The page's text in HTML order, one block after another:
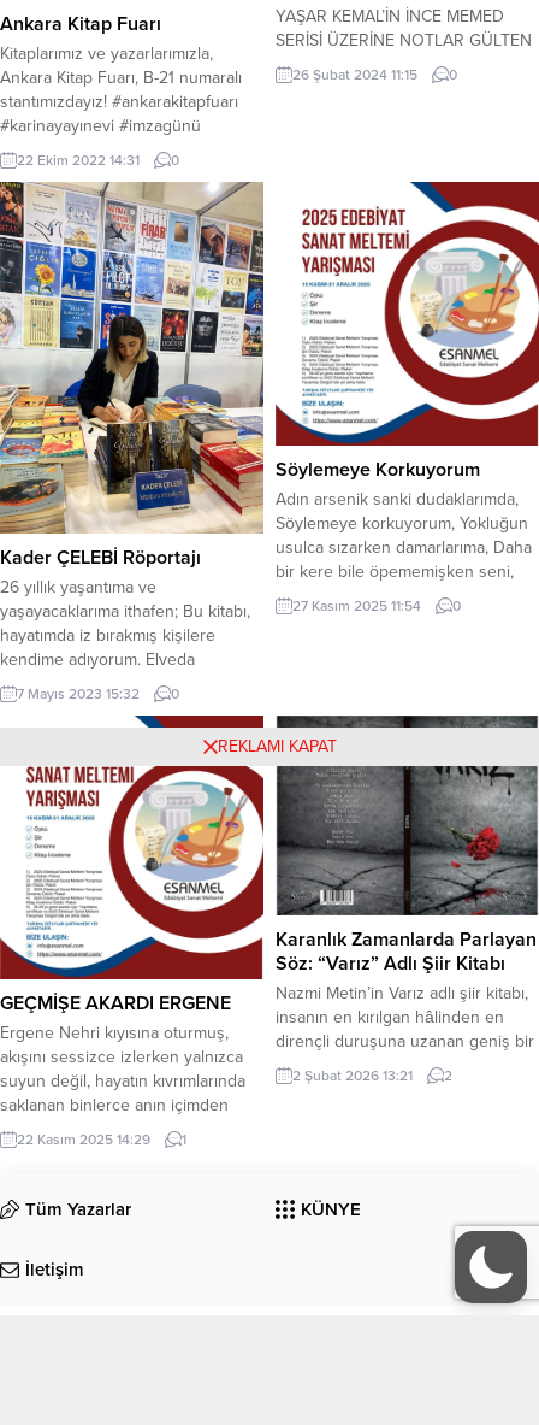
Ankara Kitap Fuarı
Kitaplarımız ve yazarlarımızla,
Ankara Kitap Fuarı, B-21 numaralı
stantımızdayız! #ankarakitapfuarı
#karinayayınevi #imzagünü
22 Ekim 2022 14:31 0
YAŞAR KEMAL’İN İNCE MEMED
SERİSİ ÜZERİNE NOTLAR GÜLTEN
TÜRKEL … İnce Memed 1
Ortaçağdan itibaren gelen feodal
edegelen bir sömürü sistemi. Kitabı
okurken Abdi Ağanın tüm
zalimliklerine karşı koca yüreğiyle
isyan edip kesme köyündeki
Süleyman’ ın...
26 Şubat 2024 11:15 0
Kader ÇELEBİ Röportajı
26 yıllık yaşantıma ve
yaşayacaklarıma ithafen; Bu kitabı,
hayatımda iz bırakmış kişilere
kendime adıyorum. Elveda
Yolculuk, sizden biri olsun. Sizin
olsun. Kelimelerimi, cümlelerimi
kalbimin en derinine savuruyorum.
Alın, saklayın, hissedin daima… Ve
biliyorum ki; büyümek ne kadar
sancılıysa fark etmek de bir o kadar
sancılı… Betül FIRAT: Şiir Yazmaya
nasıl...
7 Mayıs 2023 15:32 0
Söylemeye Korkuyorum
Adın arsenik sanki dudaklarımda,
Söylemeye korkuyorum, Yokluğun
usulca sızarken damarlarıma, Daha
bir kere bile öpememişken seni,
Gitmek istemiyorum, Ölmek
istemiyorum… Sabahattin ŞENGÜL
27 Kasım 2025 11:54 0
GEÇMİŞE AKARDI ERGENE
Ergene Nehri kıyısına oturmuş,
akışını sessizce izlerken yalnızca
suyun değil, hayatın kıvrımlarında
saklanan binlerce anın içimden
geçip gittiğini hissediyorum. Taş
köprünün yorgun gölgesinde
köprünün her taşında bir sır gizli.
Sazların rüzgâra uyumlu
bana; dokunduğunda acı-tatlı
22 Kasım 2025 14:29 1
Karanlık Zamanlarda Parlayan
Söz: “Varız” Adlı Şiir Kitabı
Nazmi Metin’in Varız adlı şiir kitabı,
insanın en kırılgan hâlinden en
dirençli duruşuna uzanan geniş bir
duygu ve düşünce evrenini okurla
buluşturuyor. Bu kitapta şiir,
yaşanmışlıkların tortusunu taşıyan
bir yürekten süzülerek, toplumsal...
2 Şubat 2026 13:21 2
Tüm Yazarlar KÜNYE
İletişim
REKLAMI KAPAT